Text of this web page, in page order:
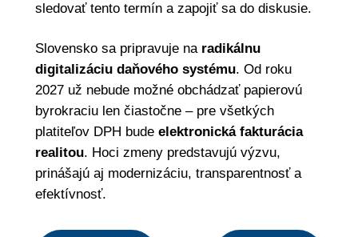
sledovať tento termín a zapojiť sa do diskusie.
Slovensko sa pripravuje na radikálnu
digitalizáciu daňového systému. Od roku
2027 už nebude možné obchádzať papierovú
byrokraciu len čiastočne – pre všetkých
platiteľov DPH bude elektronická fakturácia
realitou. Hoci zmeny predstavujú výzvu,
prinášajú aj modernizáciu, transparentnosť a
efektívnosť.